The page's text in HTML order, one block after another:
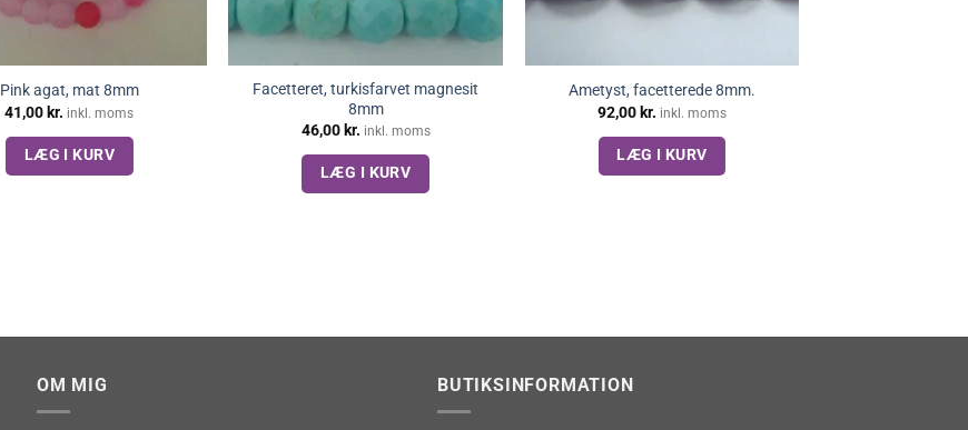
Pink agat, mat 8mm
41,00 kr. inkl. moms
LÆG I KURV
Facetteret, turkisfarvet magnesit
8mm
46,00 kr. inkl. moms
LÆG I KURV
Ametyst, facetterede 8mm.
92,00 kr. inkl. moms
LÆG I KURV
OM MIG BUTIKSINFORMATION